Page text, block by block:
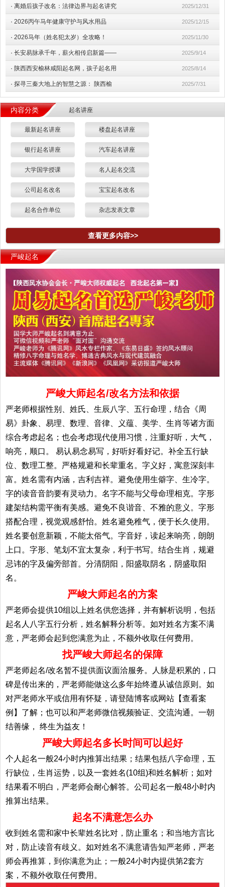
· 离婚后孩子改名：法律边界与起名讲究 2025/12/31
· 2026丙午马年健康守护与风水用品 2025/12/15
· 2026马年（姓名犯太岁）全攻略！ 2025/11/30
· 长安易脉承千年，薪火相传启新篇—— 2025/9/14
· 陕西西安榆林咸阳起名网，孩子起名用 2025/8/14
· 探寻三秦大地上的智慧之源： 陕西榆 2025/7/31
内容分类 起名讲座
最新起名讲座 楼盘起名讲座
银行起名讲座 汽车起名讲座
大学国学授课 名人起名交流
公司起名改名 宝宝起名改名
起名合作单位 杂志发表文章
查看更多内容>>
严峻起名
严峻大师起名/改名方法和依据
严老师根据性别、姓氏、生辰八字、五行命理，结合《周
易》卦象、易理、数理、音律、义蕴、美学、生肖等诸方面
综合考虑起名；也会考虑现代使用习惯，注重好听，大气，
响亮，顺口。 易认易念易写，好听好看好记。补全五行缺
位、数理工整。严格规避和长辈重名。字义好，寓意深刻丰
富。姓名需有内涵，吉利吉祥。避免使用生僻字、生冷字。
字的读音音韵要有灵动力。名字不能与父母命理相克。字形
建架结构需平衡有美感。避免不良谐音、不雅的意义。字形
搭配合理，视觉观感舒怡。姓名避免稚气，便于长久使用。
姓名要创意新颖，不能太俗气。字音好，读起来响亮，朗朗
上口。字形、笔划不宜太复杂，利于书写。结合生肖，规避
忌讳的字及偏旁部首。分清阴阳，阳盛取阴名，阴盛取阳
名。
严峻大师起名的方案
严老师会提供10组以上姓名供您选择，并有解析说明，包括
起名人八字五行分析，姓名解释分析等。如对姓名方案不满
意，严老师会起到您满意为止，不额外收取任何费用。
找严峻大师起名的保障
严老师起名/改名暂不提供面议面洽服务。人脉是积累的，口
碑是传出来的，严老师能做这么多年始终遵从诚信原则。如
对严老师水平或信用有怀疑，请登陆博客或网站【查看案
例】了解；也可以和严老师微信视频验证、交流沟通。一朝
结善缘， 终生为益友！
严峻大师起名多长时间可以起好
个人起名一般24小时内推算出结果；结果包括八字命理，五
行缺位，生肖运势，以及一套姓名(10组)和姓名解析；如对
结果看不明白，严老师会耐心解答。公司起名一般48小时内
推算出结果。
起名不满意怎么办
收到姓名需和家中长辈姓名比对，防止重名；和当地方言比
对，防止读音有歧义。如对姓名不满意请告知严老师，严老
师会再推算，到你满意为止；一般24小时内提供第2套方
案，不额外收取任何费用。